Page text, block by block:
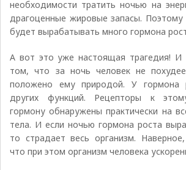
необходимости тратить ночью на
драгоценные жировые запасы.
будет вырабатывать много гормона
А вот это уже настоящая трагедия! И
том, что за ночь человек не
положено ему природой. У гормона
других функций. Рецепторы к
гормону обнаружены практически на
тела. И если ночью гормона роста
то страдает весь организм.
что при этом организм человека